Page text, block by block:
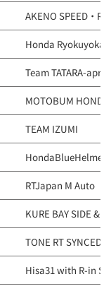
AKENO SPEED・
Honda
Team TATARA-
MOTOBUM HONDA
TEAM IZUMI
RTJapan M Auto
KURE BAY SIDE &
TONE RT
Hisa31 with R-in